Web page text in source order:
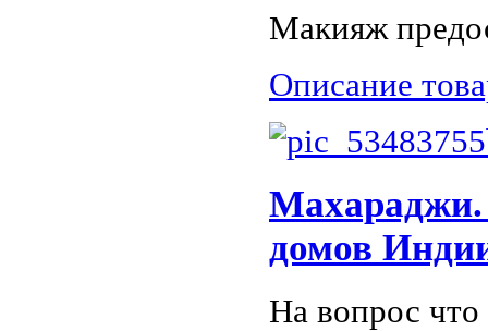
Макияж
Описание
Махараджи.
домов
На вопрос